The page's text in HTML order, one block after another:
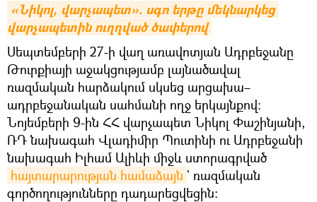
«Նիկոլ, վարչապետ». սգո երթը մեկնարկեց
վարչապետին ուղղված ծափերով
Սեպտեմբերի 27-ի վաղ առավոտյան Ադրբեջանը
Թուրքիայի աջակցությամբ լայնածավալ
ռազմական հարձակում սկսեց արցախա–
ադրբեջանական սահմանի ողջ երկայնքով։
Նոյեմբերի 9-ին ՀՀ վարչապետ Նիկոլ Փաշինյանի,
ՌԴ նախագահ Վլադիմիր Պուտինի ու Ադրբեջանի
նախագահ Իլհամ Ալիևի միջև ստորագրված
հայտարարության համաձայն ` ռազմական
գործողությունները դադարեցվեցին։